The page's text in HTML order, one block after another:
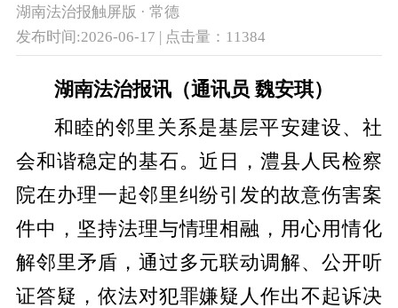
湖南法治报触屏版 · 常德
发布时间:2026-06-17 | 点击量：11384
湖南法治报讯（通讯员 魏安琪）
和睦的邻里关系是基层平安建设、社
会和谐稳定的基石。近日，澧县人民检察
院在办理一起邻里纠纷引发的故意伤害案
件中，坚持法理与情理相融，用心用情化
解邻里矛盾，通过多元联动调解、公开听
证答疑，依法对犯罪嫌疑人作出不起诉决